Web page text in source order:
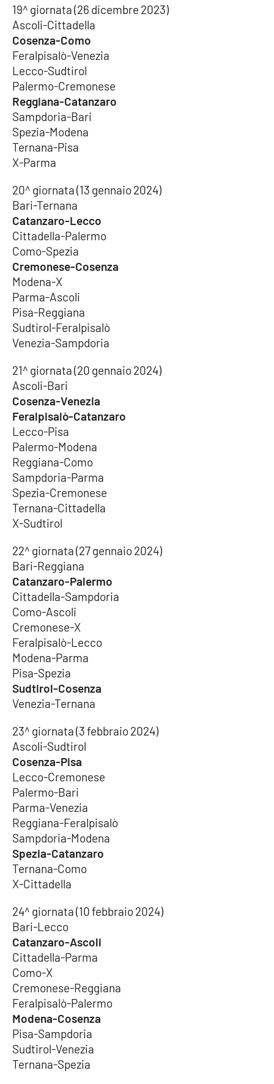
19^ giornata (26 dicembre 2023)
Ascoli-Cittadella
Cosenza-Como
Feralpisalò-Venezia
Lecco-Sudtirol
Palermo-Cremonese
Reggiana-Catanzaro
Sampdoria-Bari
Spezia-Modena
Ternana-Pisa
X-Parma
20^ giornata (13 gennaio 2024)
Bari-Ternana
Catanzaro-Lecco
Cittadella-Palermo
Como-Spezia
Cremonese-Cosenza
Modena-X
Parma-Ascoli
Pisa-Reggiana
Sudtirol-Feralpisalò
Venezia-Sampdoria
21^ giornata (20 gennaio 2024)
Ascoli-Bari
Cosenza-Venezia
Feralpisalò-Catanzaro
Lecco-Pisa
Palermo-Modena
Reggiana-Como
Sampdoria-Parma
Spezia-Cremonese
Ternana-Cittadella
X-Sudtirol
22^ giornata (27 gennaio 2024)
Bari-Reggiana
Catanzaro-Palermo
Cittadella-Sampdoria
Como-Ascoli
Cremonese-X
Feralpisalò-Lecco
Modena-Parma
Pisa-Spezia
Sudtirol-Cosenza
Venezia-Ternana
23^ giornata (3 febbraio 2024)
Ascoli-Sudtirol
Cosenza-Pisa
Lecco-Cremonese
Palermo-Bari
Parma-Venezia
Reggiana-Feralpisalò
Sampdoria-Modena
Spezia-Catanzaro
Ternana-Como
X-Cittadella
24^ giornata (10 febbraio 2024)
Bari-Lecco
Catanzaro-Ascoli
Cittadella-Parma
Como-X
Cremonese-Reggiana
Feralpisalò-Palermo
Modena-Cosenza
Pisa-Sampdoria
Sudtirol-Venezia
Ternana-Spezia